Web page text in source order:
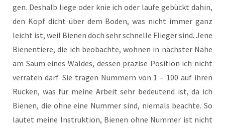
gen. Des­halb lie­ge oder knie ich oder lau­fe gebückt dahin,
den Kopf dicht über dem Boden, was nicht immer ganz
leicht ist, weil Bie­nen doch sehr schnel­le Flie­ger sind. Jene
Bie­nen­tie­re, die ich beob­ach­te, woh­nen in nächs­ter Nähe
am Saum eines Wal­des, des­sen prä­zi­se Posi­ti­on ich nicht
ver­ra­ten darf. Sie tra­gen Num­mern von 1 – 100 auf ihren
Rücken, was für mei­ne Arbeit sehr bedeu­tend ist, da ich
Bie­nen, die ohne eine Num­mer sind, nie­mals beach­te. So
lau­tet mei­ne Instruk­ti­on, Bie­nen ohne Num­mer ist nicht